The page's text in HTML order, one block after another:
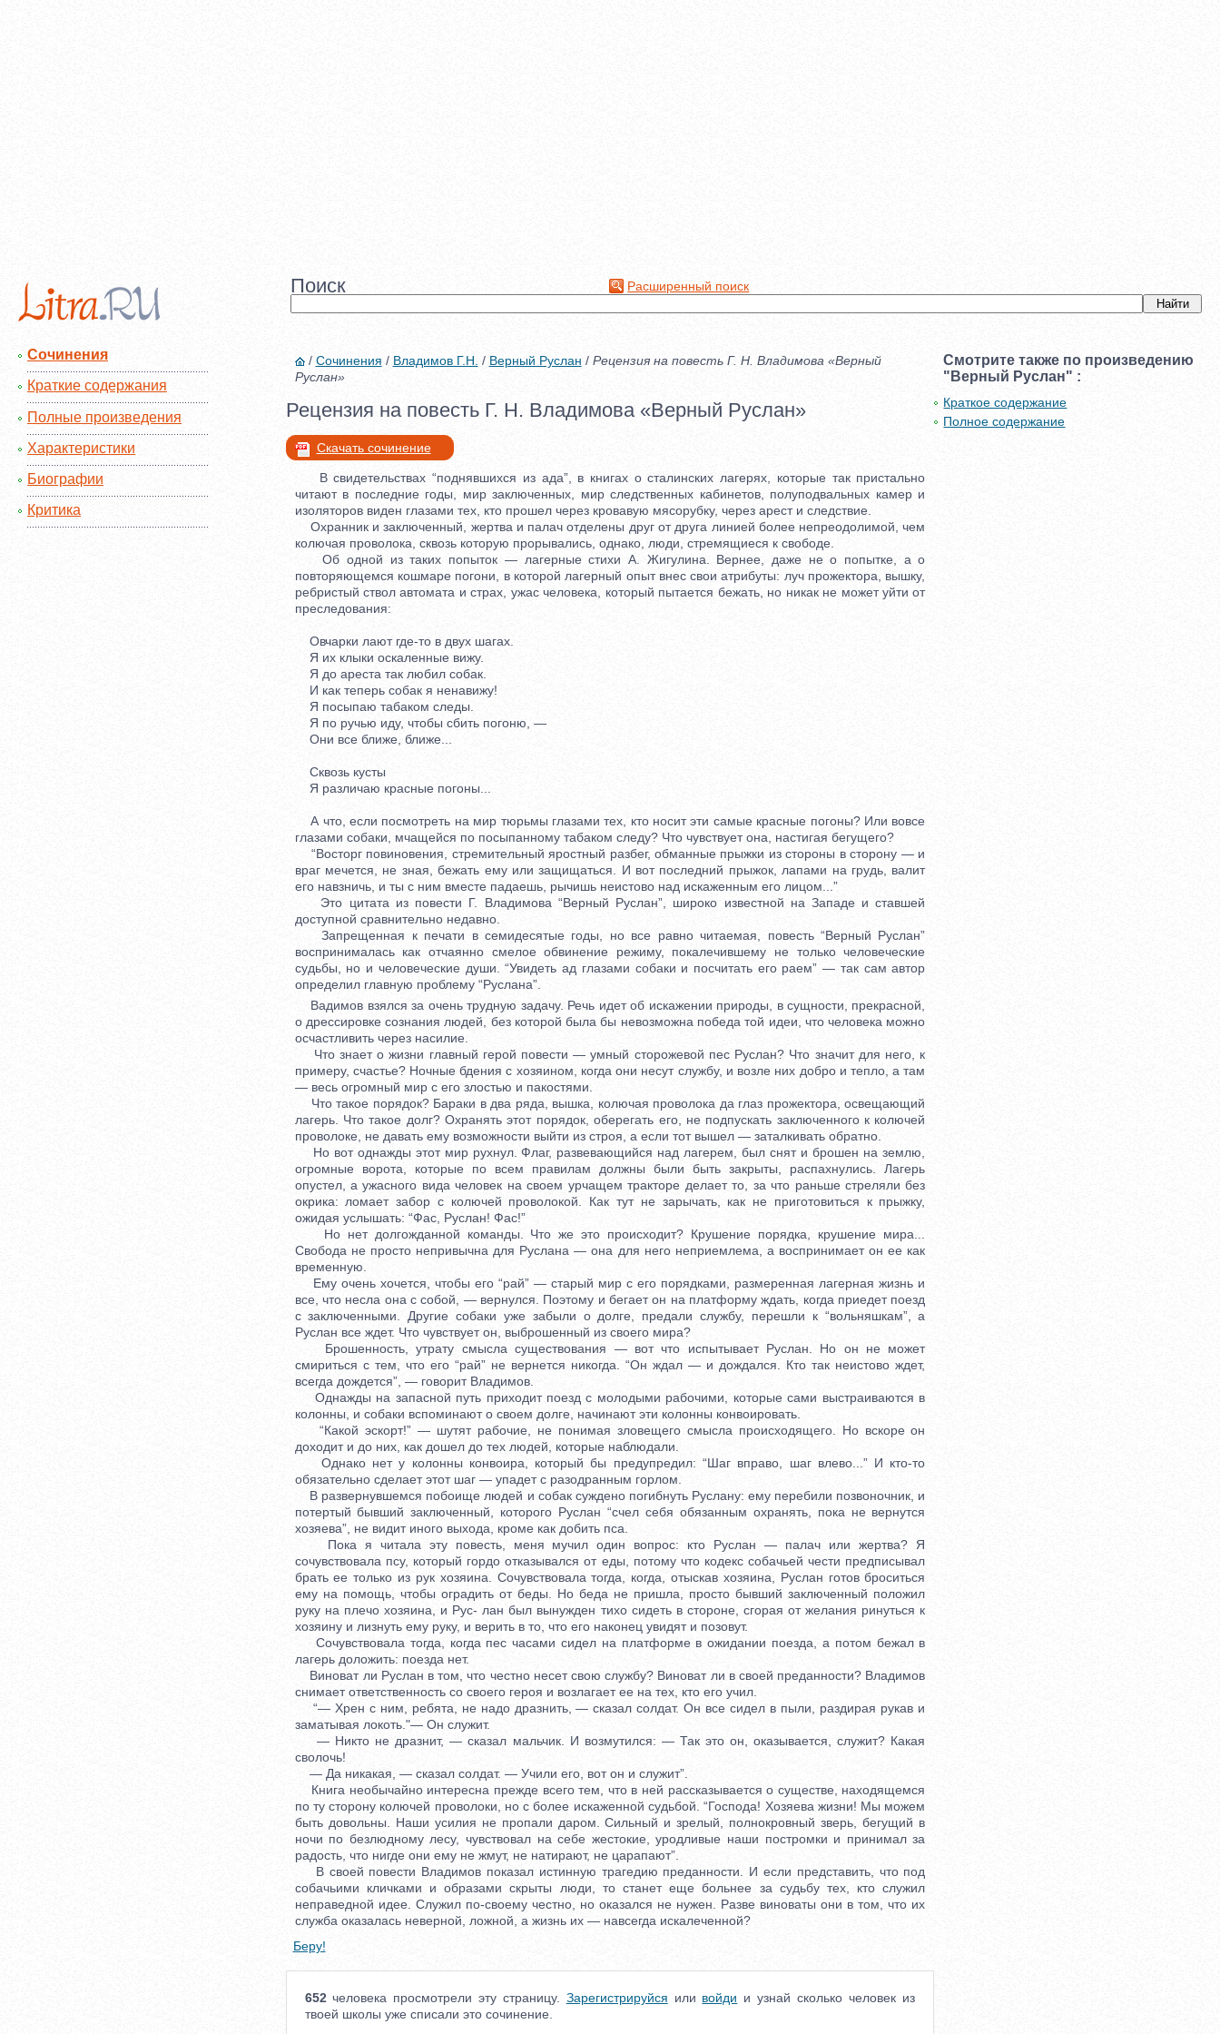
Поиск Расширенный поиск
Сочинения
Краткие содержания
Полные произведения
Характеристики
Биографии
Критика
/ Сочинения / Владимов Г.Н. / Верный Руслан / Рецензия на повесть Г. Н. Владимова «Верный
Руслан»
Рецензия на повесть Г. Н. Владимова «Верный Руслан»
Скачать сочинение
В свидетельствах “поднявшихся из ада”, в книгах о сталинских лагерях, которые так пристально
читают в последние годы, мир заключенных, мир следственных кабинетов, полуподвальных камер и
изоляторов виден глазами тех, кто прошел через кровавую мясорубку, через арест и следствие.
Охранник и заключенный, жертва и палач отделены друг от друга линией более непреодолимой, чем
колючая проволока, сквозь которую прорывались, однако, люди, стремящиеся к свободе.
Об одной из таких попыток — лагерные стихи А. Жигулина. Вернее, даже не о попытке, а о
повторяющемся кошмаре погони, в которой лагерный опыт внес свои атрибуты: луч прожектора, вышку,
ребристый ствол автомата и страх, ужас человека, который пытается бежать, но никак не может уйти от
преследования:
Овчарки лают где-то в двух шагах.
Я их клыки оскаленные вижу.
Я до ареста так любил собак.
И как теперь собак я ненавижу!
Я посыпаю табаком следы.
Я по ручью иду, чтобы сбить погоню, —
Они все ближе, ближе...
Сквозь кусты
Я различаю красные погоны...
А что, если посмотреть на мир тюрьмы глазами тех, кто носит эти самые красные погоны? Или вовсе
глазами собаки, мчащейся по посыпанному табаком следу? Что чувствует она, настигая бегущего?
“Восторг повиновения, стремительный яростный разбег, обманные прыжки из стороны в сторону — и
враг мечется, не зная, бежать ему или защищаться. И вот последний прыжок, лапами на грудь, валит
его навзничь, и ты с ним вместе падаешь, рычишь неистово над искаженным его лицом...”
Это цитата из повести Г. Владимова “Верный Руслан”, широко известной на Западе и ставшей
доступной сравнительно недавно.
Запрещенная к печати в семидесятые годы, но все равно читаемая, повесть “Верный Руслан”
воспринималась как отчаянно смелое обвинение режиму, покалечившему не только человеческие
судьбы, но и человеческие души. “Увидеть ад глазами собаки и посчитать его раем” — так сам автор
определил главную проблему “Руслана”.
Вадимов взялся за очень трудную задачу. Речь идет об искажении природы, в сущности, прекрасной,
о дрессировке сознания людей, без которой была бы невозможна победа той идеи, что человека можно
осчастливить через насилие.
Что знает о жизни главный герой повести — умный сторожевой пес Руслан? Что значит для него, к
примеру, счастье? Ночные бдения с хозяином, когда они несут службу, и возле них добро и тепло, а там
— весь огромный мир с его злостью и пакостями.
Что такое порядок? Бараки в два ряда, вышка, колючая проволока да глаз прожектора, освещающий
лагерь. Что такое долг? Охранять этот порядок, оберегать его, не подпускать заключенного к колючей
проволоке, не давать ему возможности выйти из строя, а если тот вышел — заталкивать обратно.
Но вот однажды этот мир рухнул. Флаг, развевающийся над лагерем, был снят и брошен на землю,
огромные ворота, которые по всем правилам должны были быть закрыты, распахнулись. Лагерь
опустел, а ужасного вида человек на своем урчащем тракторе делает то, за что раньше стреляли без
окрика: ломает забор с колючей проволокой. Как тут не зарычать, как не приготовиться к прыжку,
ожидая услышать: “Фас, Руслан! Фас!”
Но нет долгожданной команды. Что же это происходит? Крушение порядка, крушение мира...
Свобода не просто непривычна для Руслана — она для него неприемлема, а воспринимает он ее как
временную.
Ему очень хочется, чтобы его “рай” — старый мир с его порядками, размеренная лагерная жизнь и
все, что несла она с собой, — вернулся. Поэтому и бегает он на платформу ждать, когда приедет поезд
с заключенными. Другие собаки уже забыли о долге, предали службу, перешли к “вольняшкам”, а
Руслан все ждет. Что чувствует он, выброшенный из своего мира?
Брошенность, утрату смысла существования — вот что испытывает Руслан. Но он не может
смириться с тем, что его “рай” не вернется никогда. “Он ждал — и дождался. Кто так неистово ждет,
всегда дождется”, — говорит Владимов.
Однажды на запасной путь приходит поезд с молодыми рабочими, которые сами выстраиваются в
колонны, и собаки вспоминают о своем долге, начинают эти колонны конвоировать.
“Какой эскорт!” — шутят рабочие, не понимая зловещего смысла происходящего. Но вскоре он
доходит и до них, как дошел до тех людей, которые наблюдали.
Однако нет у колонны конвоира, который бы предупредил: “Шаг вправо, шаг влево...” И кто-то
обязательно сделает этот шаг — упадет с разодранным горлом.
В развернувшемся побоище людей и собак суждено погибнуть Руслану: ему перебили позвоночник, и
потертый бывший заключенный, которого Руслан “счел себя обязанным охранять, пока не вернутся
хозяева”, не видит иного выхода, кроме как добить пса.
Пока я читала эту повесть, меня мучил один вопрос: кто Руслан — палач или жертва? Я
сочувствовала псу, который гордо отказывался от еды, потому что кодекс собачьей чести предписывал
брать ее только из рук хозяина. Сочувствовала тогда, когда, отыскав хозяина, Руслан готов броситься
ему на помощь, чтобы оградить от беды. Но беда не пришла, просто бывший заключенный положил
руку на плечо хозяина, и Рус- лан был вынужден тихо сидеть в стороне, сгорая от желания ринуться к
хозяину и лизнуть ему руку, и верить в то, что его наконец увидят и позовут.
Сочувствовала тогда, когда пес часами сидел на платформе в ожидании поезда, а потом бежал в
лагерь доложить: поезда нет.
Виноват ли Руслан в том, что честно несет свою службу? Виноват ли в своей преданности? Владимов
снимает ответственность со своего героя и возлагает ее на тех, кто его учил.
“— Хрен с ним, ребята, не надо дразнить, — сказал солдат. Он все сидел в пыли, раздирая рукав и
заматывая локоть."— Он служит.
— Никто не дразнит, — сказал мальчик. И возмутился: — Так это он, оказывается, служит? Какая
сволочь!
— Да никакая, — сказал солдат. — Учили его, вот он и служит”.
Книга необычайно интересна прежде всего тем, что в ней рассказывается о существе, находящемся
по ту сторону колючей проволоки, но с более искаженной судьбой. “Господа! Хозяева жизни! Мы можем
быть довольны. Наши усилия не пропали даром. Сильный и зрелый, полнокровный зверь, бегущий в
ночи по безлюдному лесу, чувствовал на себе жестокие, уродливые наши постромки и принимал за
радость, что нигде они ему не жмут, не натирают, не царапают”.
В своей повести Владимов показал истинную трагедию преданности. И если представить, что под
собачьими кличками и образами скрыты люди, то станет еще больнее за судьбу тех, кто служил
неправедной идее. Служил по-своему честно, но оказался не нужен. Разве виноваты они в том, что их
служба оказалась неверной, ложной, а жизнь их — навсегда искалеченной?
Беру!
652человека просмотрели эту страницу. Зарегистрируйся или войди и узнай сколько человек из
твоей школы уже списали это сочинение.
Смотрите также по произведению
"Верный Руслан" :
Краткое содержание
Полное содержание